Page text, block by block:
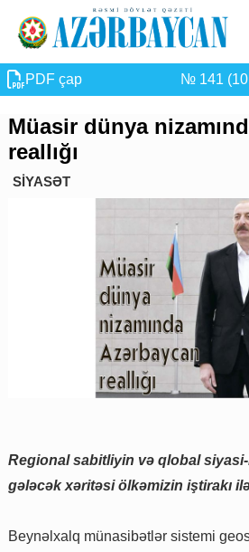
PDF çap № 141
Müasir dünya
reallığı
SİYASƏT
Regional sabitliyin və qlobal siyasi-
gələcək xəritəsi ölkəmizin iştirakı ilə
Beynəlxalq münasibətlər sistemi